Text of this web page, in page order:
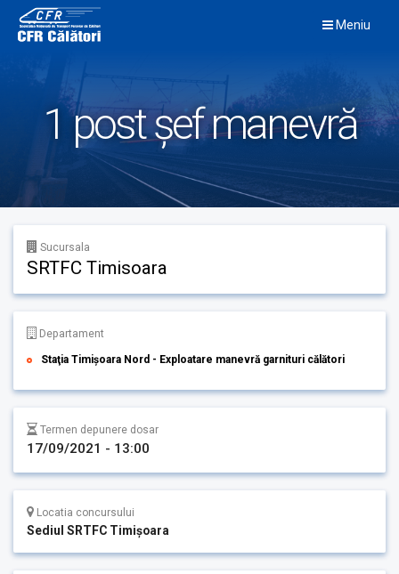
content
Meniu
1 post șef manevră
Sucursala
SRTFC Timisoara
Departament
Staţia Timișoara Nord - Exploatare manevră garnituri călători
Termen depunere dosar
17/09/2021 - 13:00
Locatia concursului
Sediul SRTFC Timişoara